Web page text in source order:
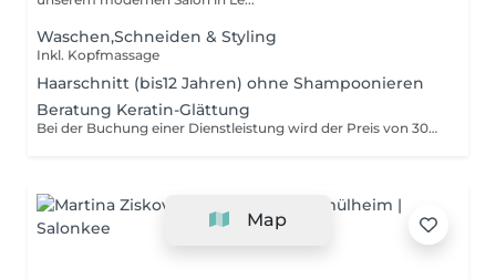
Waschen,Schneiden & Styling
Inkl. Kopfmassage
Haarschnitt (bis12 Jahren) ohne Shampoonieren
Beratung Keratin-Glättung
Bei der Buchung einer Dienstleistung wird der Preis von 30€ wieder abgezogen. Das gilt nur für Dienstleistungen. (keine Produkte)
Map